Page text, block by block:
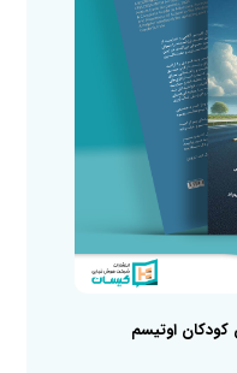
کودکان اوتیسم